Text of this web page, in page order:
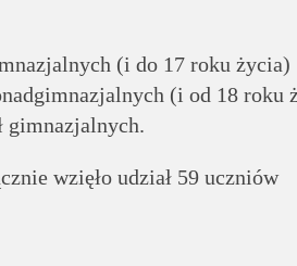
(i do 17 roku życia)
(i od 18 roku
gimnazjalnych.
wzięło udział 59 uczniów